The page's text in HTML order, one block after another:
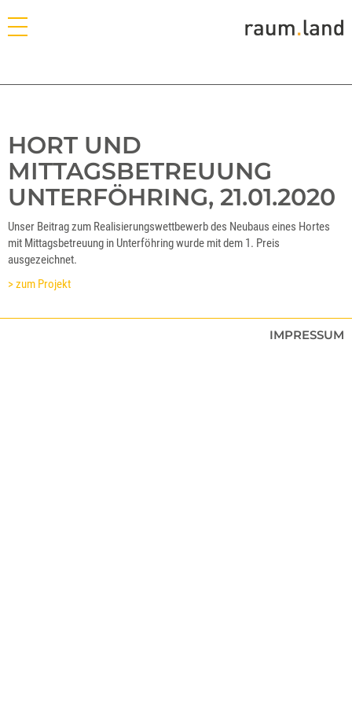
HORT UND
MITTAGSBETREUUNG
UNTERFÖHRING, 21.01.2020
Unser Beitrag zum Realisierungswettbewerb des Neubaus eines Hortes
mit Mittagsbetreuung in Unterföhring wurde mit dem 1. Preis
ausgezeichnet.
> zum Projekt
IMPRESSUM